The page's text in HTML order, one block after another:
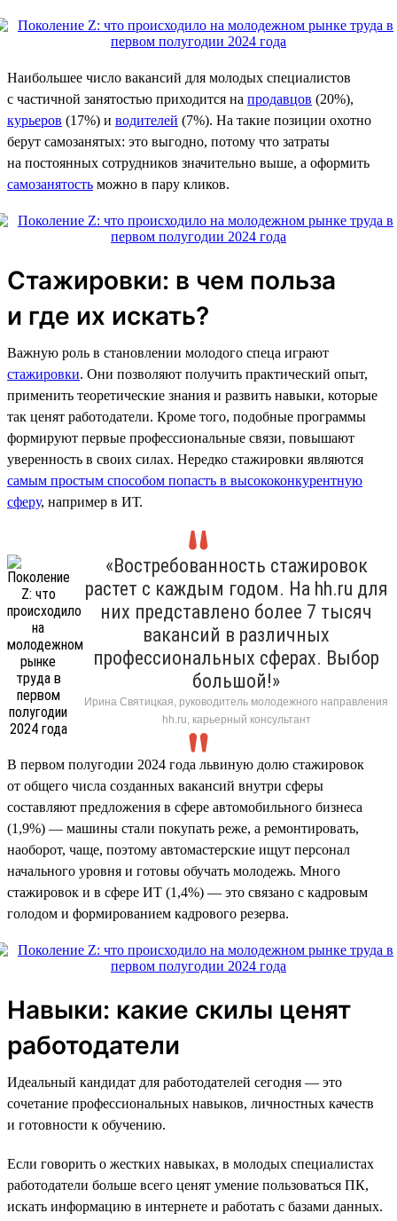
Наибольшее число вакансий для молодых специалистов
с частичной занятостью приходится на продавцов (20%),
курьеров (17%) и водителей (7%). На такие позиции охотно
берут самозанятых: это выгодно, потому что затраты
на постоянных сотрудников значительно выше, а оформить
самозанятость можно в пару кликов.
Стажировки: в чем польза
и где их искать?
Важную роль в становлении молодого спеца играют
стажировки. Они позволяют получить практический опыт,
применить теоретические знания и развить навыки, которые
так ценят работодатели. Кроме того, подобные программы
формируют первые профессиональные связи, повышают
уверенность в своих силах. Нередко стажировки являются
самым простым способом попасть в высококонкурентную
сферу, например в ИТ.
«Востребованность стажировок
растет с каждым годом. На hh.ru для
них представлено более 7 тысяч
вакансий в различных
профессиональных сферах. Выбор
большой!»
Ирина Святицкая, руководитель молодежного направления
hh.ru, карьерный консультант
В первом полугодии 2024 года львиную долю стажировок
от общего числа созданных вакансий внутри сферы
составляют предложения в сфере автомобильного бизнеса
(1,9%) — машины стали покупать реже, а ремонтировать,
наоборот, чаще, поэтому автомастерские ищут персонал
начального уровня и готовы обучать молодежь. Много
стажировок и в сфере ИТ (1,4%) — это связано с кадровым
голодом и формированием кадрового резерва.
Навыки: какие скилы ценят
работодатели
Идеальный кандидат для работодателей сегодня — это
сочетание профессиональных навыков, личностных качеств
и готовности к обучению.
Если говорить о жестких навыках, в молодых специалистах
работодатели больше всего ценят умение пользоваться ПК,
искать информацию в интернете и работать с базами данных.